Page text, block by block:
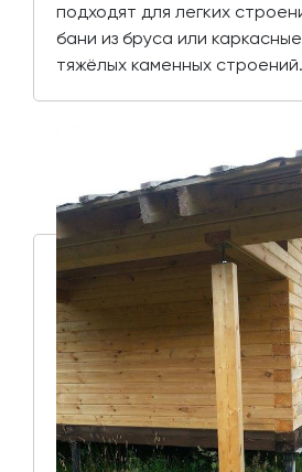
подходят для легких
бани из бруса или
тяжёлых каменных строений.